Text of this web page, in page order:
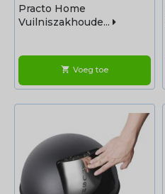
Practo Home
Vuilniszakhoude...
shopping_cart Voeg toe